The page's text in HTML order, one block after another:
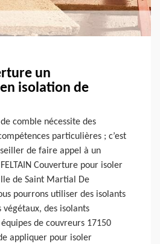
un
isolation de
comble nécessite des
particulières ; c’est
de faire appel à un
Couverture pour isoler
de Saint Martial De
pourrons utiliser des isolants
des isolants
de couvreurs 17150
appliquer pour isoler